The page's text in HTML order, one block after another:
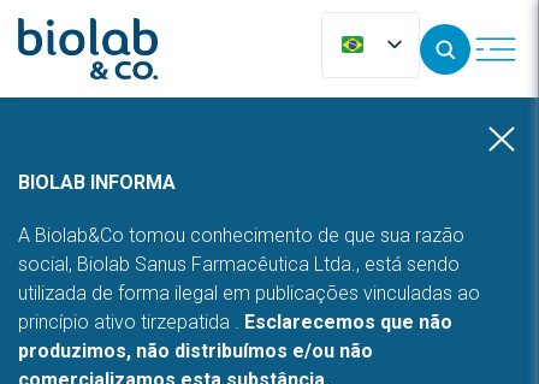
BIOLAB INFORMA
A Biolab&Co tomou conhecimento de que sua razão
social, Biolab Sanus Farmacêutica Ltda., está sendo
utilizada de forma ilegal em publicações vinculadas ao
princípio ativo tirzepatida . Esclarecemos que não
produzimos, não distribuímos e/ou não